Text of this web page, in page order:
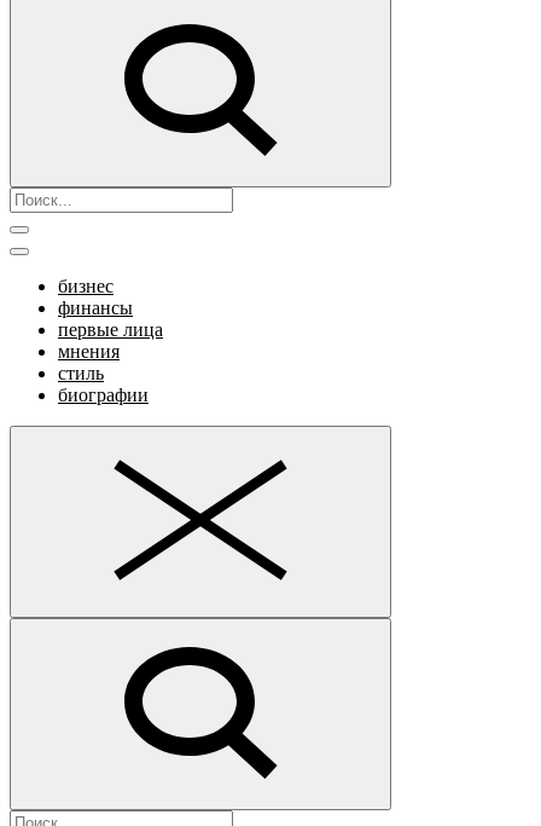
бизнес
финансы
первые лица
мнения
стиль
биографии